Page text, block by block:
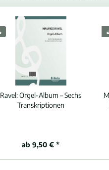
Ravel:Orgel-Album – Sechs
Transkriptionen
ab 9,50 € *